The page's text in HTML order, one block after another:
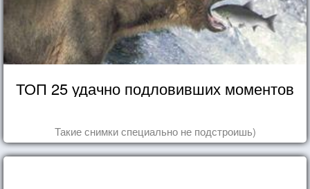
ТОП 25 удачно подловивших моментов
Такие снимки специально не подстроишь)